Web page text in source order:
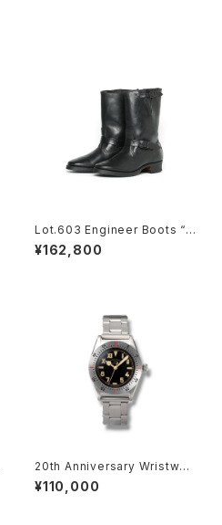
Lot.603 Engineer Boots “T
he Pioneer” / -Guidi Horse
butt-
¥162,800
20th Anniversary Wristwat
ch Expansion Stainless St
eel Belt / with VAGUE WAT
¥110,000